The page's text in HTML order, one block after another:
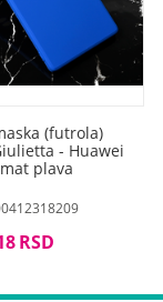
(futrola)
- Huawei
plava
RSD